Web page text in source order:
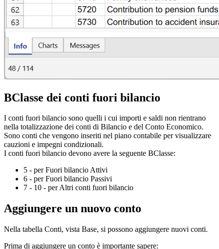
BClasse dei conti fuori bilancio
I conti fuori bilancio sono quelli i cui importi e saldi non rientrano
nella totalizzazione dei conti di Bilancio e del Conto Economico.
Sono conti che vengono inseriti nel piano contabile per visualizzare
cauzioni e impegni condizionali.
I conti fuori bilancio devono avere la seguente BClasse:
5 - per Fuori bilancio Attivi
6 - per Fuori bilancio Passivi
7 - 10 - per Altri conti fuori bilancio
Aggiungere un nuovo conto
Nella tabella Conti, vista Base, si possono aggiungere nuovi conti.
Prima di aggiungere un conto è importante sapere: